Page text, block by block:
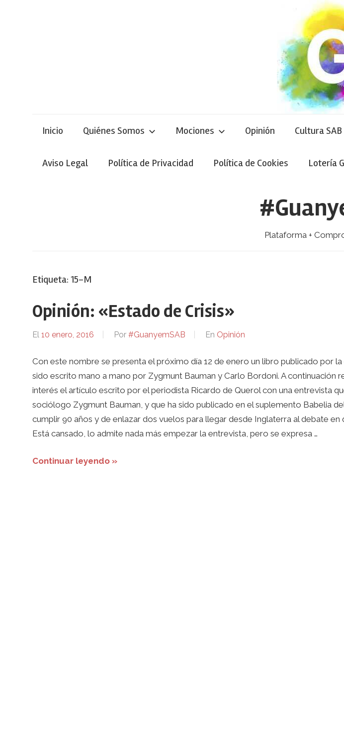
Inicio Quiénes Somos Mociones Opinión Cultura SAB
Aviso Legal Política de Privacidad Política de Cookies Lotería
Plataforma +
Etiqueta: 15-M
Opinión: «Estado de Crisis»
El 10 enero, 2016 Por #GuanyemSAB En Opinión
Con este nombre se presenta el próximo día 12 de enero un libro publicado por la
sido escrito mano a mano por Zygmunt Bauman y Carlo Bordoni. A continuación
interés el artículo escrito por el periodista Ricardo de Querol con una entrevista
sociólogo Zygmunt Bauman, y que ha sido publicado en el suplemento Babelia
cumplir 90 años y de enlazar dos vuelos para llegar desde Inglaterra al debate en
Está cansado, lo admite nada más empezar la entrevista, pero se expresa …
Continuar leyendo »